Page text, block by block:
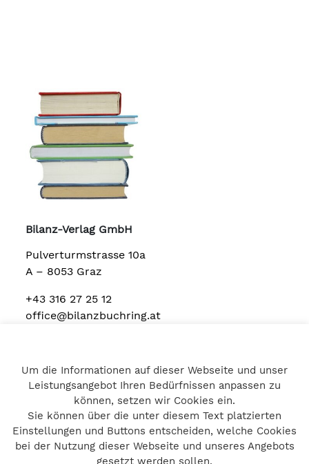
Bilanz-Verlag GmbH
Pulverturmstrasse 10a
A – 8053 Graz
+43 316 27 25 12
office@bilanzbuchring.at
Home
Impressum
Datenschutz
Kontakt
Um die Informationen auf dieser Webseite und unser
Leistungsangebot Ihren Bedürfnissen anpassen zu
können, setzen wir Cookies ein.
Sie können über die unter diesem Text platzierten
Einstellungen und Buttons entscheiden, welche Cookies
bei der Nutzung dieser Webseite und unseres Angebots
gesetzt werden sollen.